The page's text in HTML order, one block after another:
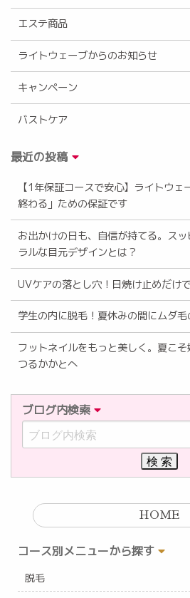
エステ商品
ライトウェーブからのお知らせ
キャンペーン
バストケア
最近の投稿
【1年保証コースで安心】ライトウェ
終わる」ための保証です
お出かけの日も、自信が持てる。ス
ラルな目元デザインとは？
UVケアの落とし穴！日焼け止めだけ
学生の内に脱毛！夏休みの間にムダ
フットネイルをもっと美しく。夏こ
つるかかとへ
ブログ内検索
HOME
コース別メニューから探す
脱毛